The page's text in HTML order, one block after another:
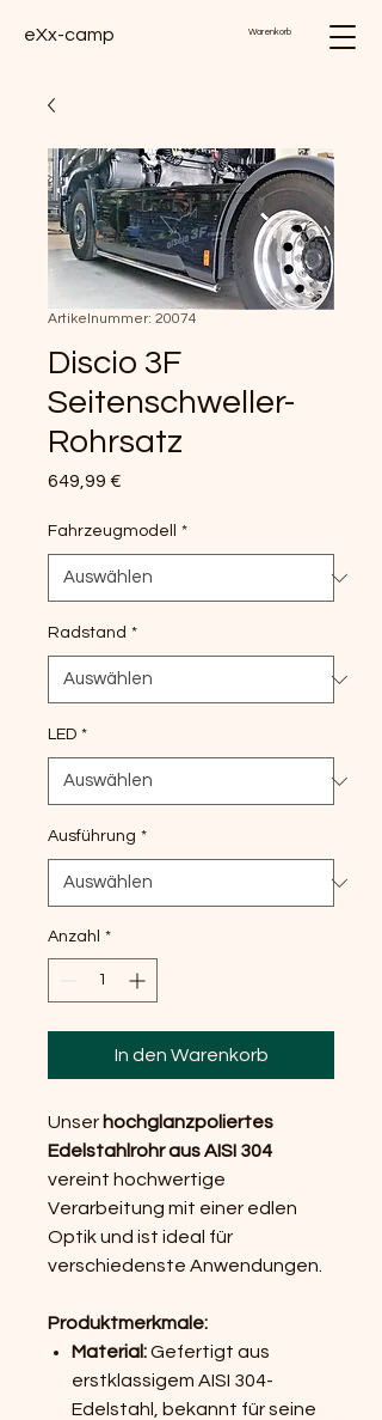
eXx-camp Warenkorb
Artikelnummer: 20074
Discio 3F
Seitenschweller-
Rohrsatz
649,99 €
Fahrzeugmodell *
Radstand *
LED *
Ausführung *
Anzahl *
In den Warenkorb
Unser hochglanzpoliertes
Edelstahlrohr aus AISI 304
vereint hochwertige
Verarbeitung mit einer edlen
Optik und ist ideal für
verschiedenste Anwendungen.
Produktmerkmale:
Material:Gefertigt aus
erstklassigem AISI 304-
Edelstahl, bekannt für seine